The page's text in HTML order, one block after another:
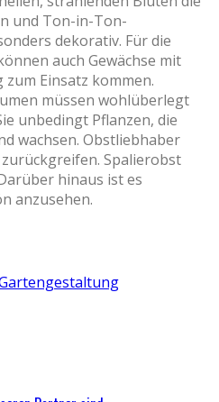
und Ton-in-Ton-
dekorativ. Für die
auch Gewächse mit
Einsatz kommen.
müssen wohlüberlegt
unbedingt Pflanzen, die
wachsen. Obstliebhaber
Spalierobst
hinaus ist es
anzusehen.